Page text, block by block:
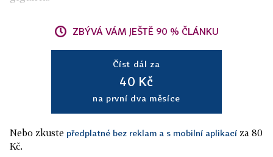
ZBÝVÁ VÁM JEŠTĚ 90 % ČLÁNKU
Číst dál za
40 Kč
na první dva měsíce
Nebo zkuste předplatné bez reklam a s mobilní aplikací za 80
Kč.